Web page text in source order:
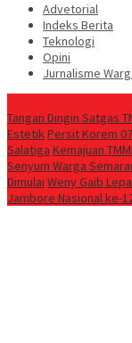
Advetorial
Indeks Berita
Teknologi
Opini
Jurnalisme
Tangan Dingin Satgas
EstetikPersit Korem
Salatiga Kemajuan
Senyum Warga
Dimulai Weny Gaib
Jambore Nasional ke-